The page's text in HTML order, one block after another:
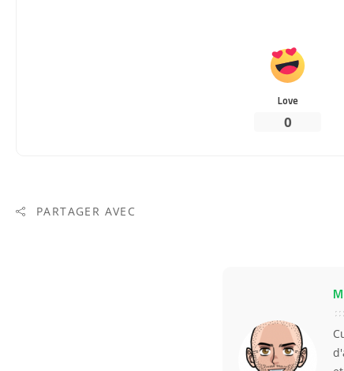
Love
0
PARTAGER AVEC